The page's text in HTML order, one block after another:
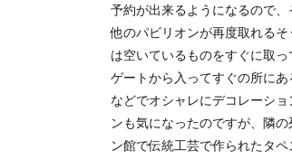
予約が出来るようになるので
他のパビリオンが再度取れる
は空いているものをすぐに取
ゲートから入ってすぐの所に
などでオシャレにデコレーシ
ンも気になったのですが、隣
ン館で伝統工芸で作られたタ